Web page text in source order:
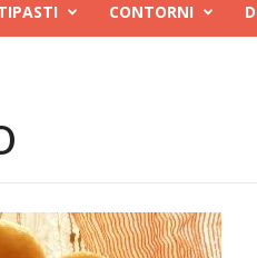
CONTORNI